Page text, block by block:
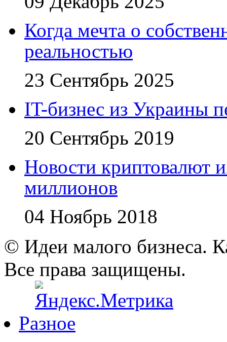
Когда мечта о
реальностью
23 Сентябрь 2025
IT-бизнес из Украины
20 Сентябрь 2019
Новости криптовалют
миллионов
04 Ноябрь 2018
© Идеи малого бизнеса.
Все права защищены.
Разное